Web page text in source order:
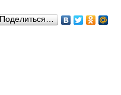
Поделиться…